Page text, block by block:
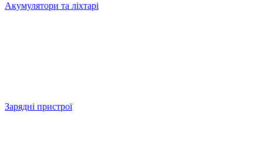
Акумулятори та ліхтарі
Зарядні пристрої